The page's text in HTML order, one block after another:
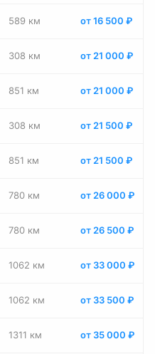
589 км от 16 500 ₽
308 км от 21 000 ₽
851 км от 21 000 ₽
308 км от 21 500 ₽
851 км от 21 500 ₽
780 км от 26 000 ₽
780 км от 26 500 ₽
1062 км от 33 000 ₽
1062 км от 33 500 ₽
1311 км от 35 000 ₽